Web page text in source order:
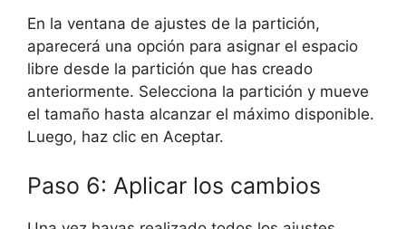
En la ventana de ajustes de la partición,
aparecerá una opción para asignar el espacio
libre desde la partición que has creado
anteriormente. Selecciona la partición y mueve
el tamaño hasta alcanzar el máximo disponible.
Luego, haz clic en Aceptar.
Paso 6: Aplicar los cambios